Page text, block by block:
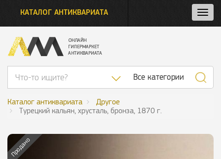
и
КАТАЛОГ АНТИКВАРИАТА
Список
Все категории
Каталог антиквариата
Другое
Турецкий кальян, хрусталь, бронза, 1870 г.
Продано